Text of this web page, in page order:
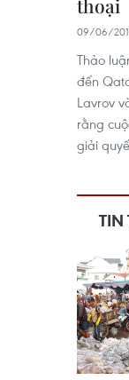
thoại
09/06/
Thảo
đến
Lavrov
rằng
giải